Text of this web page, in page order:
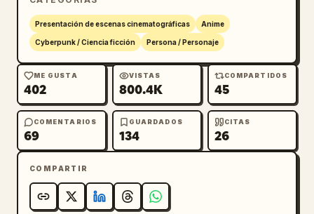
cuartos, estética de fantasía ciberpunk
etérea, efectos brillantes ultradetallados,
líneas nítidas, alto contraste, calidad de
Presentación de escenas cinematográficas Anime
Cyberpunk / Ciencia ficción Persona / Personaje
ME GUSTA
402
VISTAS
800.4K
COMPARTIDOS
45
COMENTARIOS
69
GUARDADOS
134
CITAS
26
COMPARTIR